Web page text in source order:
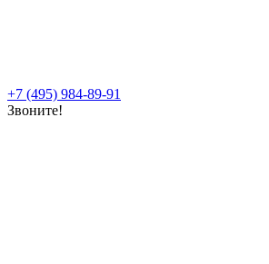
+7 (495) 984-89-91
Звоните!